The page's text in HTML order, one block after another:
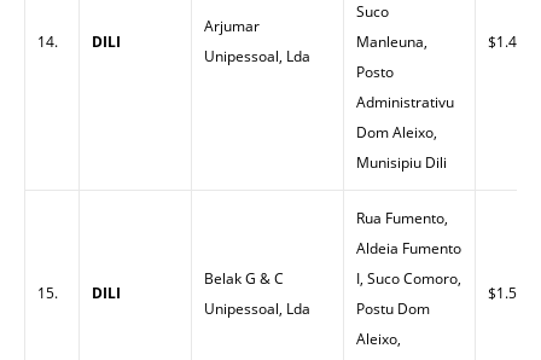
14. DILI
Arjumar
Unipessoal, Lda
Suco
Manleuna,
Posto
Administrativu
Dom Aleixo,
Munisipiu Dili
$1.45
15. DILI
Belak G & C
Unipessoal, Lda
Rua Fumento,
Aldeia Fumento
I, Suco Comoro,
Postu Dom
Aleixo,
$1.53